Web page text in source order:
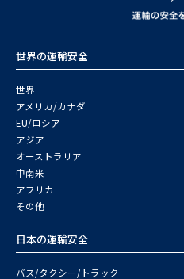
世界の運輸安全
世界
アメリカ/カナダ
EU/ロシア
アジア
オーストラリア
中南米
アフリカ
その他
日本の運輸安全
バス/タクシー/トラック